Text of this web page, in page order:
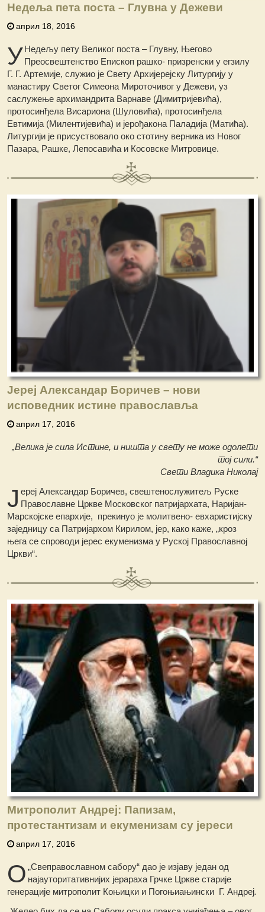
Недеља пета поста – Глувна у Дежеви
април 18, 2016
УНедељу пету Великог поста – Глувну, Његово
Преосвештенство Епископ рашко- призренски у егзилу
Г. Г. Артемије, служио је Свету Архијерејску Литургију у
манастиру Светог Симеона Мироточивог у Дежеви, уз
саслужење архимандрита Варнаве (Димитријевића),
протосинђела Висариона (Шуловића), протосинђела
Евтимија (Милентијевића) и јерођакона Паладија (Матића).
Литургији је присуствовало око стотину верника из Новог
Пазара, Рашке, Лепосавића и Косовске Митровице.
Јереј Александар Боричев – нови
исповедник истине православља
април 17, 2016
„Велика је сила Истине, и ништа у свету не може одолети
тој сили.“
Свети Владика Николај
Ј ереј Александар Боричев, свештенослужитељ Руске
Православне Цркве Московског патријархата, Наријан-
Марскојске епархије, прекинуо је молитвено- евхаристијску
заједницу са Патријархом Кирилом, јер, како каже, „кроз
њега се спроводи јерес екуменизма у Руској Православној
Цркви“.
Митрополит Андреј: Папизам,
протестантизам и екуменизам су јереси
април 17, 2016
О „Свеправославном сабору“ дао је изјаву један од
најауторитативнијих јерараха Грчке Цркве старије
генерације митрополит Коњицки и Погоњиањински Г. Андреј.